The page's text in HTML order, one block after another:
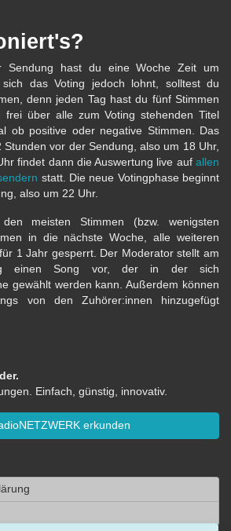
Sendung hast du eine Woche Zeit um
sich das Voting jedoch lohnt, solltest du
denn jeden Tag hast du fünf Stimmen
über alle zum Voting stehenden Titel
ob positive oder negative Stimmen. Das
Stunden vor der Sendung, also um 18 Uhr,
findet dann die Auswertung live auf allen
statt. Die neue Votingphase beginnt
also um 22 Uhr.
meisten Stimmen (bzw. wenigsten
in die nächste Woche, alle weiteren
1 Jahr gesperrt. Der Moderator stellt am
einen Song vor, der in der sich
gewählt werden kann. Außerdem können
von den Zuhörer:innen hinzugefügt
Einfach, günstig, innovativ.
erkunden